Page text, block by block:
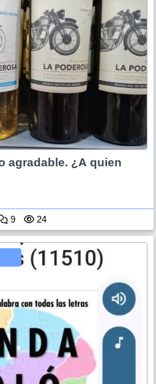
agradable. ¿A quien
9 24